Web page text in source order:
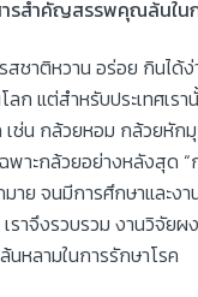
รสำคัญสรรพคุณล้นในก
สชาติหวาน อร่อย กินได้
ลก แต่สำหรับประเทศเร
ช่น กล้วยหอม กล้วยหัก
พาะกล้วยอย่างหลังสุด “
ย จนมีการศึกษาและง
าจึงรวบรวม งานวิจัยผ
หลามในการรักษาโรค